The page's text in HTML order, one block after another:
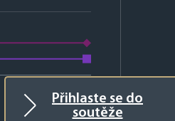
Přihlaste se do
soutěže